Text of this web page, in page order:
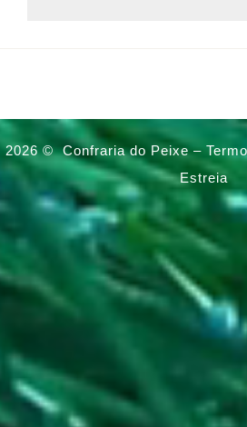
2026 ©Confraria do Peixe –
Estreia